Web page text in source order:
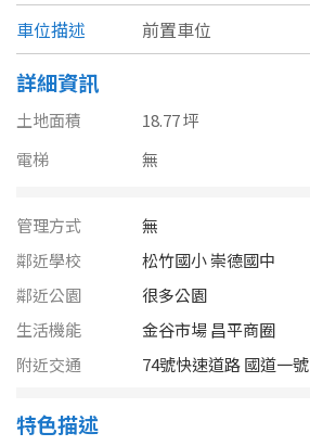
彰化縣
南投縣
雲林縣
嘉義市
台南市
高雄市
澎湖縣
坪數
不拘
60~70 坪
80坪以上
~
車位描述
前置車位
詳細資訊
土地面積
18.77 坪
電梯
無
管理方式
無
鄰近學校
松竹國小 崇德國中
鄰近公園
很多公園
生活機能
金谷市場 昌平商圈
附近交通
74號快速道路 國道一號
特色描述